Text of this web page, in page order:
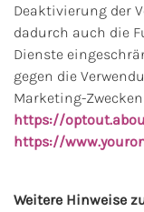
Deaktivierung der
dadurch auch die
Dienste
gegen die
Marketing-
https://
https://
Weitere Hinweise